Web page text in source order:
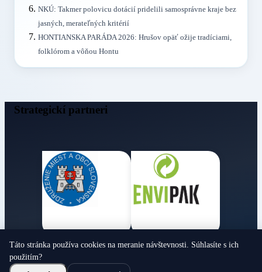
NKÚ: Takmer polovicu dotácií pridelili samosprávne kraje bez
jasných, merateľných kritérií
HONTIANSKA PARÁDA 2026: Hrušov opäť ožije tradíciami,
folklórom a vôňou Hontu
Strategickí partneri
Obecné noviny
Táto stránka používa cookies na meranie návštevnosti. Súhlasíte s ich
použitím?